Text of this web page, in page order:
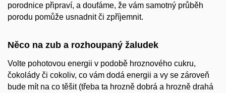
porodnice připraví, a doufáme, že vám samotný průběh
porodu pomůže usnadnit či zpříjemnit.
Něco na zub a rozhoupaný žaludek
Volte pohotovou energii v podobě hroznového cukru,
čokolády či cokoliv, co vám dodá energii a vy se zároveň
bude mít na co těšit (třeba ta hrozně dobrá a hrozně drahá